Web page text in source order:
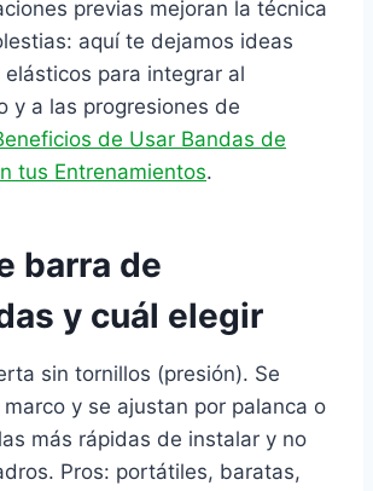
previas mejoran la técnica
aquí te dejamos ideas
para integrar al
y a las progresiones de
de Usar Bandas de
tus Entrenamientos.
barra de
y cuál elegir
sin tornillos (presión). Se
y se ajustan por palanca o
más rápidas de instalar y no
Pros: portátiles, baratas,